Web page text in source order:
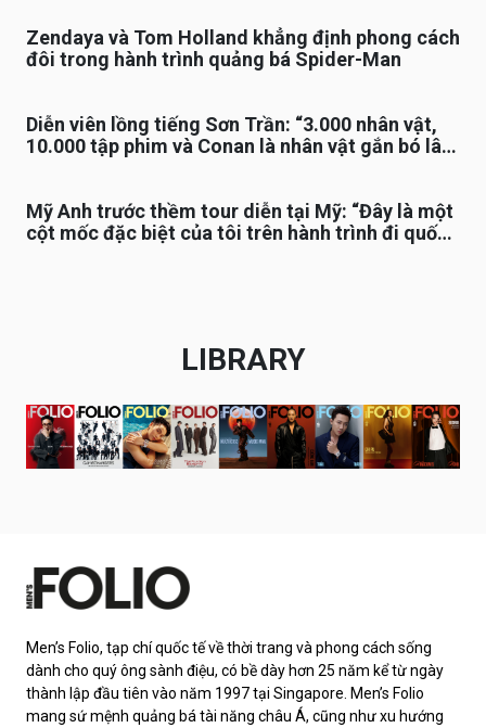
Zendaya và Tom Holland khẳng định phong cách
đôi trong hành trình quảng bá Spider-Man
Diễn viên lồng tiếng Sơn Trần: “3.000 nhân vật,
10.000 tập phim và Conan là nhân vật gắn bó lâu
Mỹ Anh trước thềm tour diễn tại Mỹ: “Đây là một
cột mốc đặc biệt của tôi trên hành trình đi quốc
LIBRARY
Men’s Folio, tạp chí quốc tế về thời trang và phong cách sống
dành cho quý ông sành điệu, có bề dày hơn 25 năm kể từ ngày
thành lập đầu tiên vào năm 1997 tại Singapore. Men’s Folio
mang sứ mệnh quảng bá tài năng châu Á, cũng như xu hướng